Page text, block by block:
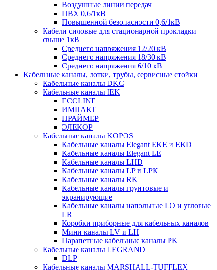
Воздушные линии передач
ПВХ 0,6/1кВ
Повышенной безопасности 0,6/1кВ
Кабели силовые для стационарной прокладки
свыше 1кВ
Среднего напряжения 12/20 кВ
Среднего напряжения 18/30 кВ
Среднего напряжения 6/10 кВ
Кабельные каналы, лотки, трубы, сервисные стойки
Кабельные каналы DKC
Кабельные каналы IEK
ECOLINE
ИМПАКТ
ПРАЙМЕР
ЭЛЕКОР
Кабельные каналы KOPOS
Кабельные каналы Elegant EKE и EKD
Кабельные каналы Elegant LE
Кабельные каналы LHD
Кабельные каналы LP и LPK
Кабельные каналы RK
Кабельные каналы грунтовые и
экранирующие
Кабельные каналы напольные LO и угловые
LR
Коробки приборные для кабельных каналов
Мини каналы LV и LH
Парапетные кабельные каналы PK
Кабельные каналы LEGRAND
DLP
Кабельные каналы MARSHALL-TUFFLEX